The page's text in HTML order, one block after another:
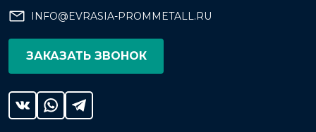
INFO@EVRASIA-PROMMETALL.RU
ЗАКАЗАТЬ ЗВОНОК